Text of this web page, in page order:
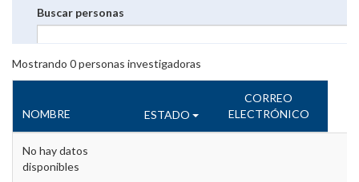
Buscar personas
Mostrando 0personas investigadoras
NOMBRE ESTADO
CORREO
ELECTRÓNICO
No hay datos
disponibles